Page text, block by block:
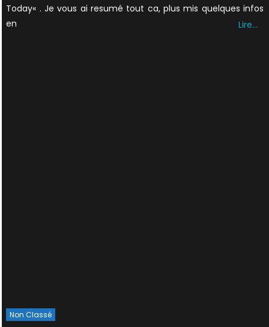
Today« . Je vous ai resumé tout ca, plus mis quelques infos
en
Lire…
Non Classé